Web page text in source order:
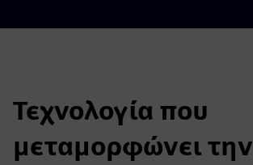
Τεχνολογία που
μεταμορφώνει την